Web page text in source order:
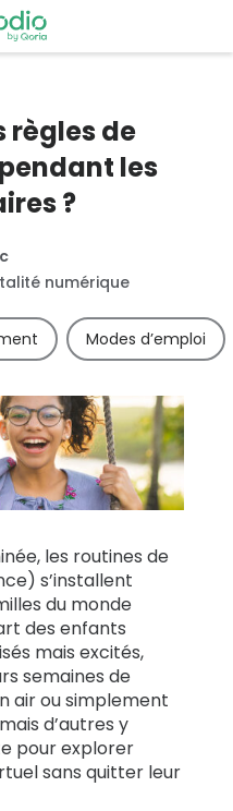
règles de
les
?
numérique
Modes d’emploi
les routines de
s’installent
du monde
des enfants
mais excités,
semaines de
air ou simplement
d’autres y
pour explorer
sans quitter leur